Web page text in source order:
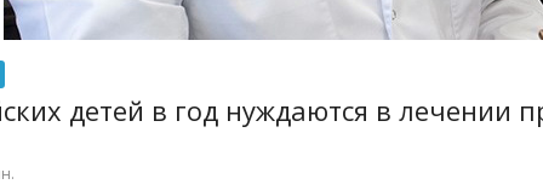
детей в год нуждаются в лечении